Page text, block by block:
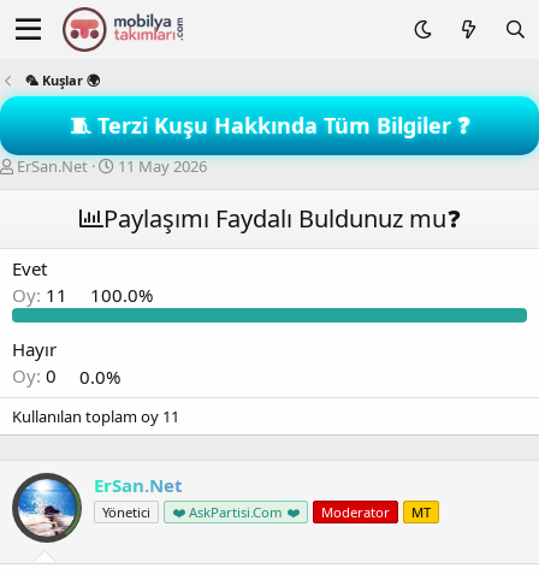
🦜 Kuşlar 🌍
🧵 Terzi Kuşu Hakkında Tüm Bilgiler ❓
K
o
u
y
u
ş
l
a
t
ErSan.Net
B
a
l
a
g
a
r
i
11 May 2026
Paylaşımı Faydalı Buldunuz mu❓
Evet
Oy: 11 100.0%
Hayır
Oy: 0 0.0%
Kullanılan toplam oy 11
ErSan.Net
Yönetici ❤️ AskPartisi.Com ❤️ Moderator MT